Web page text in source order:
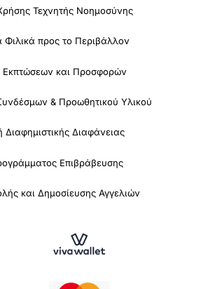
Τεχνητής Νοημοσύνης
Φιλικά προς το Περιβάλλον
Εκπτώσεων και Προσφορών
& Προωθητικού Υλικού
Διαφημιστικής Διαφάνειας
Επιβράβευσης
και Δημοσίευσης Αγγελιών